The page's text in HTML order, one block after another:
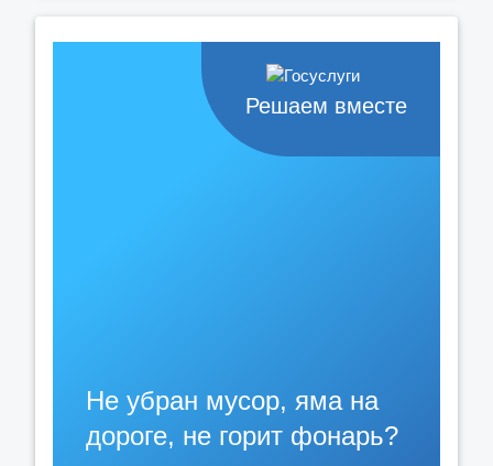
Решаем вместе
Не убран мусор, яма на
дороге, не горит фонарь?